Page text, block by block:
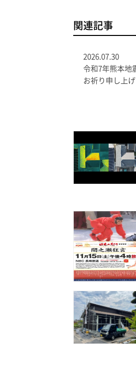
関連記事
2026.07.30
令和7年熊本地
お祈り申し上